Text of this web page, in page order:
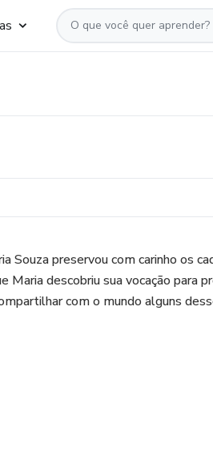
Souza preservou com carinho os
Maria descobriu sua vocação para
com o mundo alguns